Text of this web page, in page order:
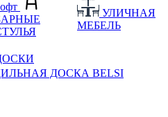
УЛИЧНАЯ
МЕБЕЛЬ
ДОСКА BELSI